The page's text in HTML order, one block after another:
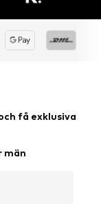
få exklusiva
män